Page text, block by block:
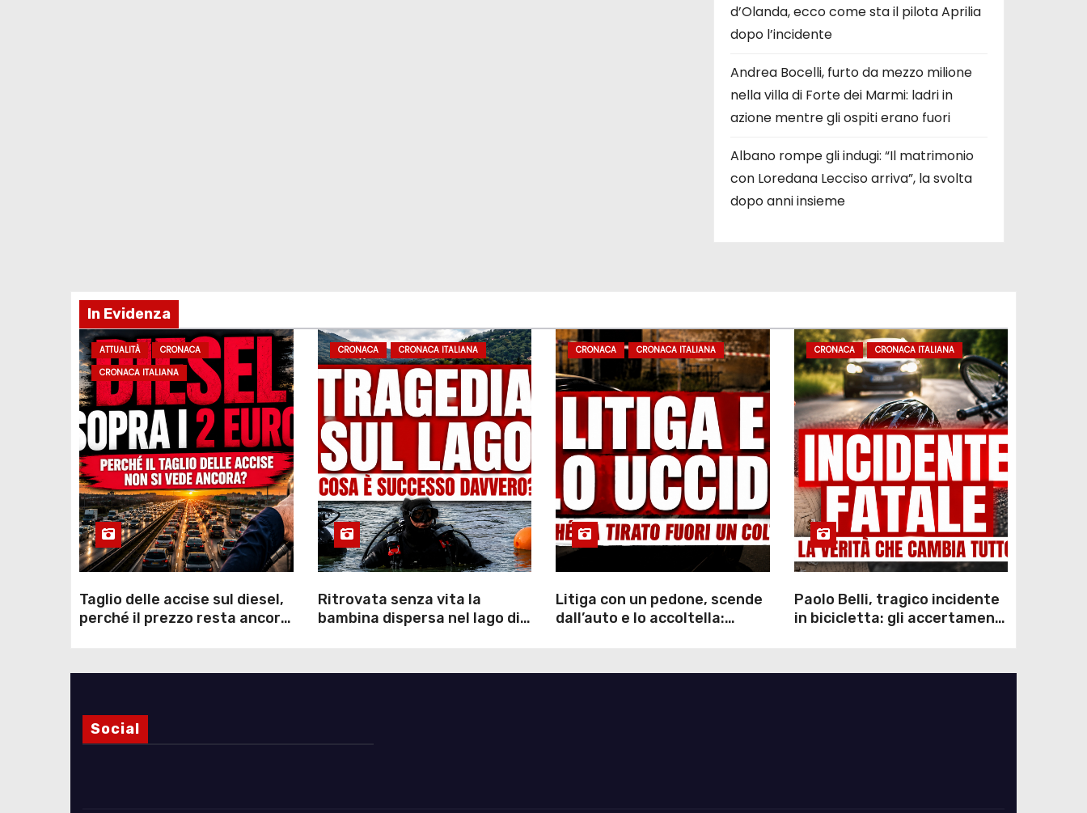
d’Olanda, ecco come sta il pilota Aprilia
dopo l’incidente
Andrea Bocelli, furto da mezzo milione
nella villa di Forte dei Marmi: ladri in
azione mentre gli ospiti erano fuori
Albano rompe gli indugi: “Il matrimonio
con Loredana Lecciso arriva”, la svolta
dopo anni insieme
In Evidenza
ATTUALITÀ
CRONACA
CRONACA ITALIANA
Taglio delle accise sul diesel,
perché il prezzo resta ancora
CRONACA CRONACA ITALIANA
Ritrovata senza vita la
bambina dispersa nel lago di
CRONACA CRONACA ITALIANA
Litiga con un pedone, scende
dall’auto e lo accoltella:
CRONACA CRONACA ITALIANA
Paolo Belli, tragico incidente
in bicicletta: gli accertamenti
chiarire
Social